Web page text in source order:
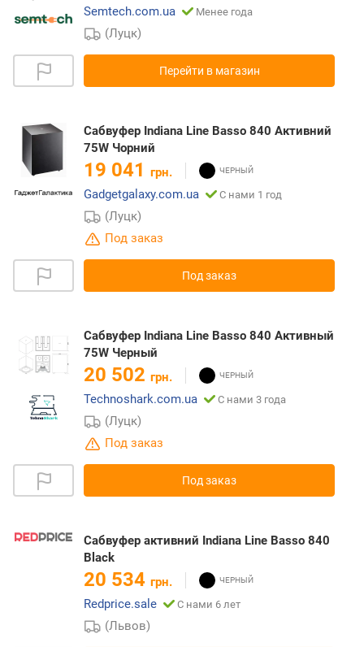
Semtech.com.ua
Менее года
(Луцк)
Перейти в магазин
Сабвуфер Indiana Line Basso 840 Активний
75W Чорний
19 041 грн.
Gadgetgalaxy.com.ua
С нами 1 год
(Луцк)
Под заказ
Под заказ
Сабвуфер Indiana Line Basso 840 Активный
75W Черный
20 502 грн.
Technoshark.com.ua
С нами 3 года
(Луцк)
Под заказ
Под заказ
Сабвуфер активний Indiana Line Basso 840
Black
20 534 грн.
Redprice.sale
С нами 6 лет
(Львов)